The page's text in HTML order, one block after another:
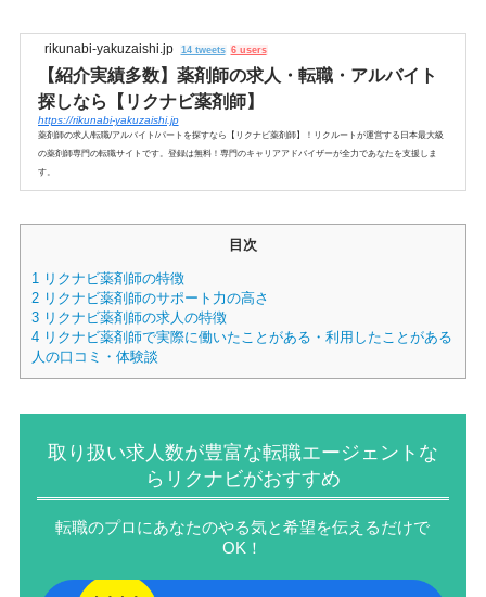
rikunabi-yakuzaishi.jp 14 tweets 6 users
【紹介実績多数】薬剤師の求人・転職・アルバイト
探しなら【リクナビ薬剤師】
https://rikunabi-yakuzaishi.jp
薬剤師の求人/転職/アルバイト/パートを探すなら【リクナビ薬剤師】！リクルートが運営する日本最大級
の薬剤師専門の転職サイトです。登録は無料！専門のキャリアアドバイザーが全力であなたを支援しま
す。
目次
1リクナビ薬剤師の特徴
2リクナビ薬剤師のサポート力の高さ
3リクナビ薬剤師の求人の特徴
4リクナビ薬剤師で実際に働いたことがある・利用したことがある
人の口コミ・体験談
取り扱い求人数が豊富な転職エージェントな
らリクナビがおすすめ
転職のプロにあなたのやる気と希望を伝えるだけで
OK！